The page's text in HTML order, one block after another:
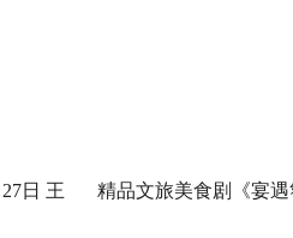
日 王 精品文旅美食剧《宴